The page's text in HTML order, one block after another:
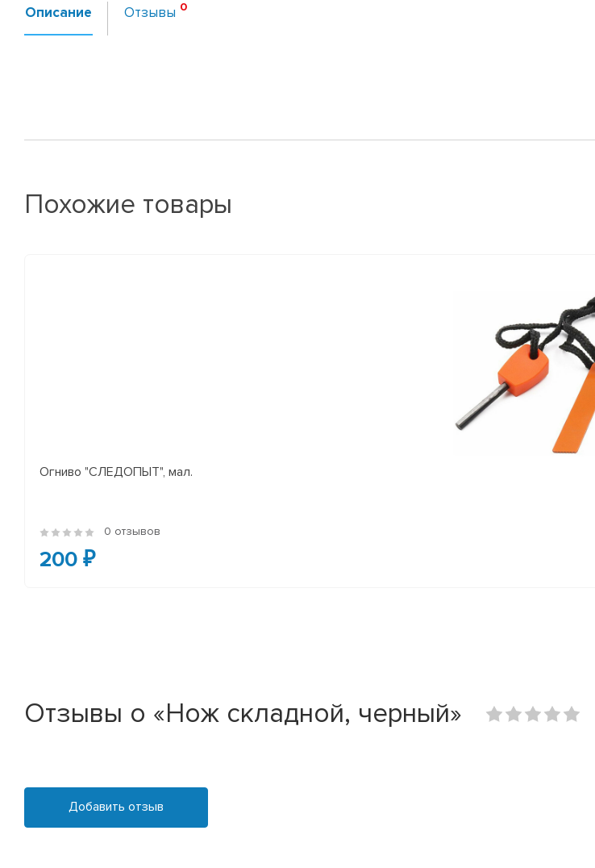
Описание Отзывы
Похожие товары
Огниво "СЛЕДОПЫТ", мал.
0 отзывов
200 ₽
Отзывы о «Нож складной, черный»
Добавить отзыв